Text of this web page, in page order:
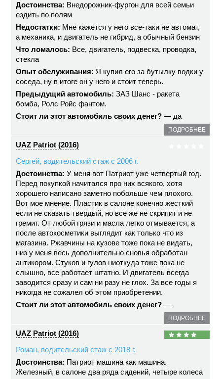
Достоинства: Внедорожник-фургон для всей семьи
ездить по полям
Недостатки: Мне кажется у него все-таки не автомат,
а механика, и двигатель не гибрид, а обычный бензин
Что ломалось: Все, двигатель, подвеска, проводка,
стекла
Опыт обслуживания: Я купил его за бутылку водки у
соседа, ну в итоге он у него и стоит теперь.
Предыдущий автомобиль: ЗАЗ Шанс - ракета
бомба, Ролс Ройс фантом.
Стоит ли этот автомобиль своих денег? — да
ПОДРОБНЕЕ
UAZ Patriot (2016)
Сергей, водительский стаж с 2006 г.
Достоинства: У меня вот Патриот уже четвертый год.
Перед покупкой начитался про них всякого, хотя
хорошего написано заметно побольше чем плохого.
Вот мое мнение. Пластик в салоне конечно жесткий
если не сказать твердый, но все же не скрипит и не
гремит. От любой грязи и масла легко отмывается, а
после автокосметики выглядит как только что из
магазина. Ржавчины на кузове тоже пока не видать,
низ у меня весь дополнительно сновья обработан
антикором. Стуков и гулов ниоткуда тоже пока не
слышно, все работает штатно. И двигатель всегда
заводится сразу и сам ни разу не глох. За все годы я
никогда не сожалел об этом приобретении.
Стоит ли этот автомобиль своих денег? —
ПОДРОБНЕЕ
UAZ Patriot (2016)
Роман, водительский стаж с 2018 г.
Достоинства: Патриот машина как машина.
Железный, в салоне два ряда сидений, четыре колеса